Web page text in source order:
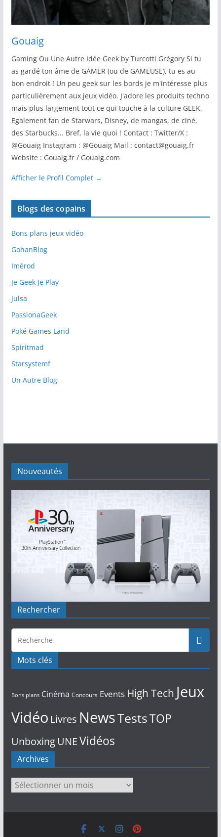
Gouaig
Gaming Ou Une Autre Idée Geek by Turcotti Grégory Si tu
as gardé ton âme de GAMER (ou de GAMEUSE), tu es au
bon endroit ! Un peu geek sur les bords je m'intéresse plus
particulièrement aux jeux vidéo. J'adore les produits techno
mais plus largement tout ce qui touche à la culture GEEK.
Egalement fan de Starwars, Disney, de mangas, de ciné,
des Starbucks... Bref, la vie quoi ! Contact : Twitter/X :
@Gouaig Instagram : @Gouaig Mail : contact@gouaig.fr
Website : Gouaig.fr / Gouaig.com
Afficher le Profil Complet →
Blogs des copains
Bons plans jeux vidéo
GohanBlog
Imérod
Je Geek Je Play
Julsa
PassionaGeek
Poké Games Land
Spiritmad
Starsystemf
Un Autre Blog
Nouveautés
Rechercher
Mots clés
Bons plans Cinéma Concours Events High Tech Jeux
Vidéo Livres NewsTestsTOP
UnboxingUNEVidéos
Archives
Archives